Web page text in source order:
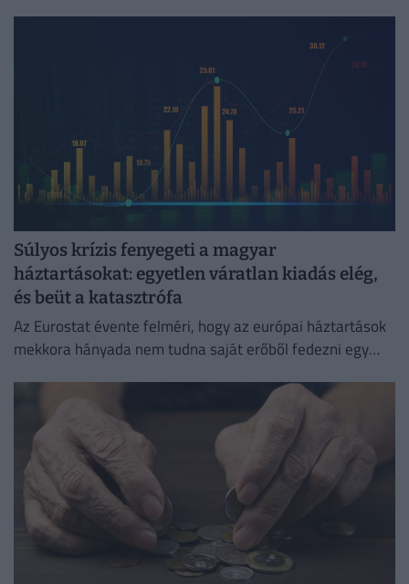
Súlyos krízis fenyegeti a magyar
háztartásokat: egyetlen váratlan kiadás elég,
és beüt a katasztrófa
Az Eurostat évente felméri, hogy az európai háztartások
mekkora hányada nem tudna saját erőből fedezni egy